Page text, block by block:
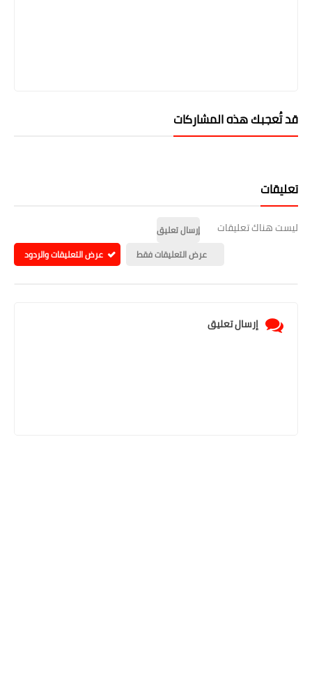
قد تُعجبك هذه المشاركات
تعليقات
ليست هناك تعليقات
إرسال تعليق
عرض التعليقات فقط
عرض التعليقات والردود
إرسال تعليق